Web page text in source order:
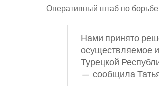
Оперативный штаб по
Нами принято
осуществляемое
Турецкой
— сообщила